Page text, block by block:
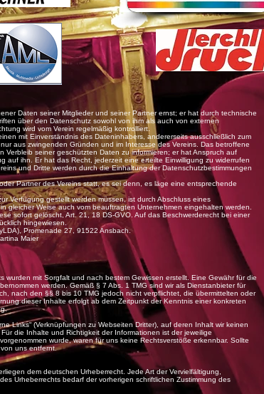
Daten seiner Mitglieder und seiner Partner ernst; er hat durch technische
über den Datenschutz sowohl von ihm als auch von externen
wird vom Verein regelmäßig kontrolliert.
mit Einverständnis des Dateninhabers, andererseits ausschließlich zum
aus zwingenden Gründen und im Interesse des Vereins. Das betroffene
seiner geschützten Daten zu informieren; er hat Anspruch auf
auf ihn. Er hat das Recht, jederzeit eine erteilte Einwilligung zu widerrufen
und Dritte werden durch die Einhaltung der Datenschutzbestimmungen
Partner des Vereins statt, es sei denn, es läge eine entsprechende
Verfügung gestellt werden müssen, ist durch Abschluss eines
gleicher Weise auch vom beauftragten Unternehmen eingehalten werden.
sofort gelöscht, Art. 21, 18 DS-GVO. Auf das Beschwerderecht bei einer
hingewiesen.
Promenade 27, 91522 Ansbach.
Maier
mit Sorgfalt und nach bestem Gewissen erstellt. Eine Gewähr für die
werden. Gemäß § 7 Abs. 1 TMG sind wir als Dienstanbieter für
nach den §§ 8 bis 10 TMG jedoch nicht verpflichtet, die übermittelten oder
dieser Inhalte erfolgt ab dem Zeitpunkt der Kenntnis einer konkreten
Links“ (Verknüpfungen zu Webseiten Dritter), auf deren Inhalt wir keinen
die Inhalte und Richtigkeit der Informationen ist der jeweilige
wurde, waren für uns keine Rechtsverstöße erkennbar. Sollte
uns entfernt.
dem deutschen Urheberrecht. Jede Art der Vervielfältigung,
Urheberrechts bedarf der vorherigen schriftlichen Zustimmung des